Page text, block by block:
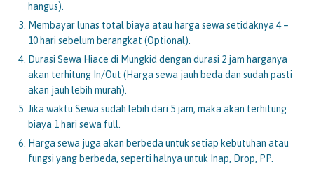
hangus).
Membayar lunas total biaya atau harga sewa setidaknya 4 –
10 hari sebelum berangkat (Optional).
Durasi Sewa Hiace di Mungkid dengan durasi 2 jam harganya
akan terhitung In/Out (Harga sewa jauh beda dan sudah pasti
akan jauh lebih murah).
Jika waktu Sewa sudah lebih dari 5 jam, maka akan terhitung
biaya 1 hari sewa full.
Harga sewa juga akan berbeda untuk setiap kebutuhan atau
fungsi yang berbeda, seperti halnya untuk Inap, Drop, PP.